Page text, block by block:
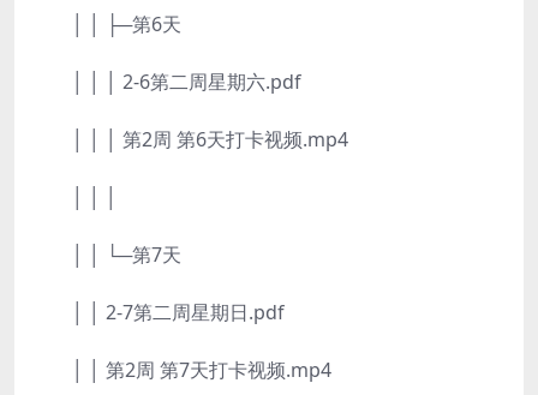
│ │ ├─第6天
│ │ │ 2-6第二周星期六.pdf
│ │ │ 第2周 第6天打卡视频.mp4
│ │ └─第7天
│ │ 2-7第二周星期日.pdf
│ │ 第2周 第7天打卡视频.mp4